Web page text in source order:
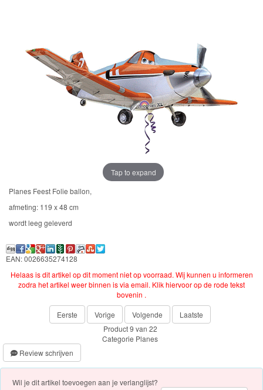
Masks
Fireman
Sam
Magische
Eenhoorn
Mickey
Minnie
Puzzels
Tap to expand
Planes Feest Folie ballon,
afmeting: 119 x 48 cm
wordt leeg geleverd
EAN: 0026635274128
Helaas is dit artikel op dit moment niet op voorraad. Wij kunnen u informeren
zodra het artikel weer binnen is via email. Klik hiervoor op de rode tekst
bovenin .
Eerste
Vorige Volgende
Laatste
Product 9 van 22
Categorie Planes
Review schrijven
Wil je dit artikel toevoegen aan je verlanglijst?